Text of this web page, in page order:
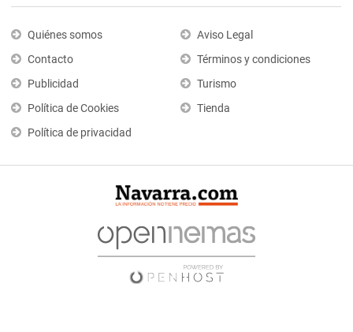
Quiénes somos
Contacto
Publicidad
Política de Cookies
Política de privacidad
Aviso Legal
Términos y condiciones
Turismo
Tienda